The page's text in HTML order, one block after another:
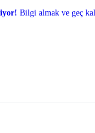
Bilgi almak ve geç